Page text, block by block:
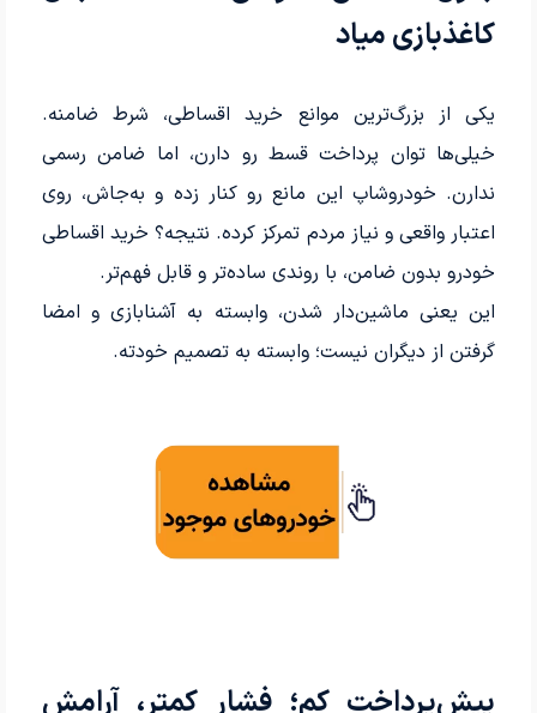
کاغذبازی میاد
یکی از بزرگ‌ترین موانع خرید اقساطی، شرط ضامنه.
خیلی‌ها توان پرداخت قسط رو دارن، اما ضامن رسمی
ندارن. خودروشاپ این مانع رو کنار زده و به‌جاش، روی
اعتبار واقعی و نیاز مردم تمرکز کرده. نتیجه؟ خرید اقساطی
خودرو بدون ضامن، با روندی ساده‌تر و قابل فهم‌تر.
این یعنی ماشین‌دار شدن، وابسته به آشنابازی و امضا
گرفتن از دیگران نیست؛ وابسته به تصمیم خودته.
پیش‌پرداخت کم؛ فشار کمتر، آرامش